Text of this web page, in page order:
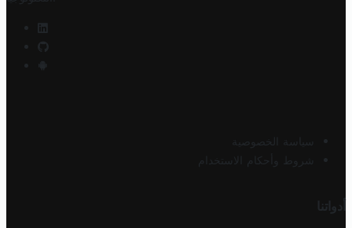
سياسة الخصوصية
شروط وأحكام الاستخدام
أدواتنا